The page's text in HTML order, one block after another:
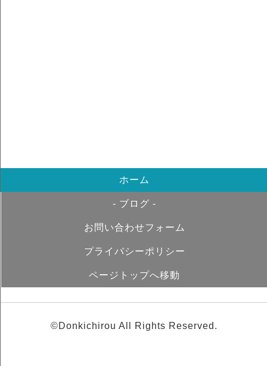
ホーム
- ブログ -
お問い合わせフォーム
プライバシーポリシー
ページトップへ移動
©Donkichirou All Rights Reserved.